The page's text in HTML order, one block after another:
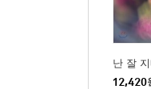
난 잘
12,420